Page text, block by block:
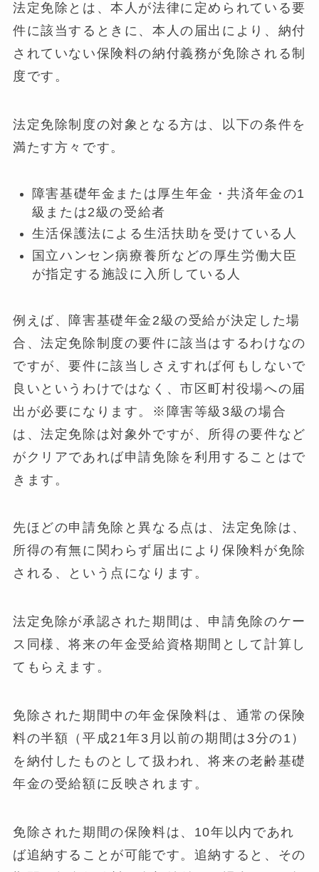
法定免除とは、本人が法律に定められている要
件に該当するときに、本人の届出により、納付
されていない保険料の納付義務が免除される制
度です。
法定免除制度の対象となる方は、以下の条件を
満たす方々です。
障害基礎年金または厚生年金・共済年金の1
級または2級の受給者
生活保護法による生活扶助を受けている人
国立ハンセン病療養所などの厚生労働大臣
が指定する施設に入所している人
例えば、障害基礎年金2級の受給が決定した場
合、法定免除制度の要件に該当はするわけなの
ですが、要件に該当しさえすれば何もしないで
良いというわけではなく、市区町村役場への届
出が必要になります。※障害等級3級の場合
は、法定免除は対象外ですが、所得の要件など
がクリアであれば申請免除を利用することはで
きます。
先ほどの申請免除と異なる点は、法定免除は、
所得の有無に関わらず届出により保険料が免除
される、という点になります。
法定免除が承認された期間は、申請免除のケー
ス同様、将来の年金受給資格期間として計算し
てもらえます。
免除された期間中の年金保険料は、通常の保険
料の半額（平成21年3月以前の期間は3分の1）
を納付したものとして扱われ、将来の老齢基礎
年金の受給額に反映されます。
免除された期間の保険料は、10年以内であれ
ば追納することが可能です。追納すると、その